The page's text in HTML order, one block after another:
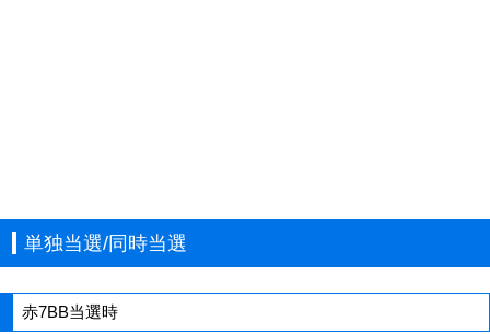
単独当選/同時当選
赤7BB当選時